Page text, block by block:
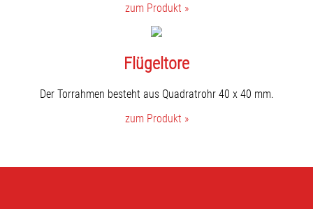
zum Produkt »
Flügeltore
Der Torrahmen besteht aus Quadratrohr 40 x 40 mm.
zum Produkt »